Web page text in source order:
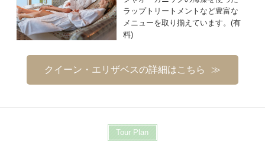
ラップトリートメントなど豊富な
メニューを取り揃えています。(有
料)
クイーン・エリザベスの詳細はこちら
Tour Plan